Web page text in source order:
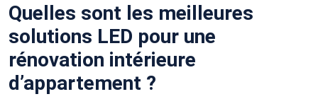
Quelles sont les meilleures
solutions LED pour une
rénovation intérieure
d’appartement ?